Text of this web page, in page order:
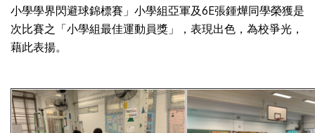
小學學界閃避球錦標賽」小學組亞軍及6E張鍾燁同學榮獲是
次比賽之「小學組最佳運動員獎」，表現出色，為校爭光，
藉此表揚。